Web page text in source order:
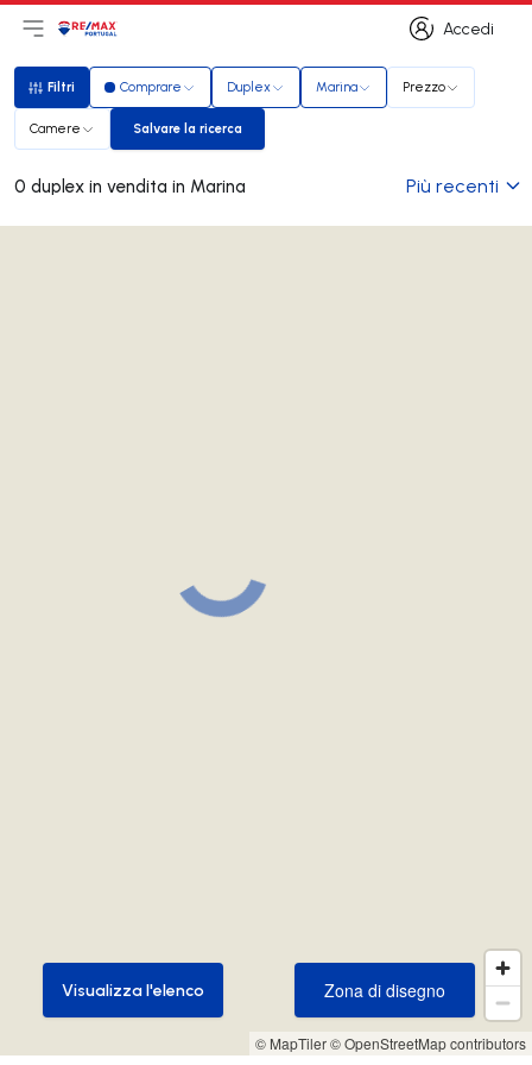
Accedi
Accedi
Apri il menu principale
LogoVai alla homepage
Filtri
Filtri Comprare Duplex Marina Prezzo
Camere Salvare la ricerca
Salvare la ricerca
0 duplex in vendita in Marina Più recenti
© MapTiler© OpenStreetMap contributors
Zona di disegno
Zona di disegno
Visualizza l'elenco
Visualizza l'elenco